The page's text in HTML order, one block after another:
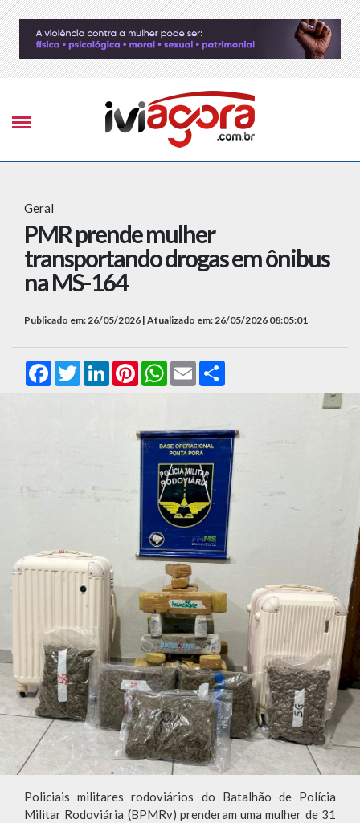
Geral
PMR prende mulher
transportando drogas em ônibus
na MS-164
Publicado em: 26/05/2026 | Atualizado em: 26/05/2026 08:05:01
FacebookTwitterLinkedInPinterestWhatsApp
Email
Policiais militares rodoviários do Batalhão de Polícia
Militar Rodoviária (BPMRv) prenderam uma mulher de 31